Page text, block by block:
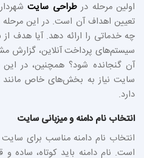
اولین مرحله درطراحی سایت
تعیین اهداف آن است. در این
چه خدماتی را ارائه دهد. آیا هدف
سیستم‌های پرداخت آنلاین، گزارش
آن گنجانده شود؟ همچنین، در
سایت نیاز به بخش‌های خاص مانند
دارد.
انتخاب نام دامنه و میزبانی سایت
انتخاب نام دامنه مناسب برای
است. نام دامنه باید کوتاه، ساده